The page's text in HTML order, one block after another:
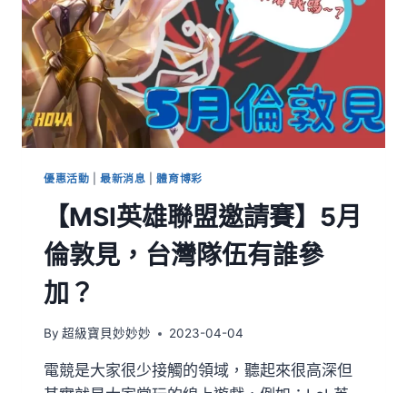
優惠活動 |最新消息 |體育博彩
【MSI英雄聯盟邀請賽】5月
倫敦見，台灣隊伍有誰參
加？
By 超級寶貝妙妙妙 2023-04-04
電競是大家很少接觸的領域，聽起來很高深但